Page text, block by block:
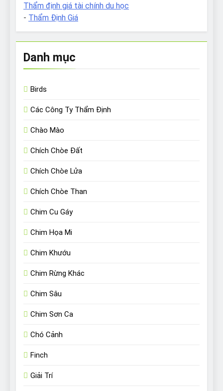
Thẩm định giá tài chính du học
- Thẩm Định Giá
Danh mục
Birds
Các Công Ty Thẩm Định
Chào Mào
Chích Chòe Đất
Chích Chòe Lửa
Chích Chòe Than
Chim Cu Gáy
Chim Họa Mi
Chim Khướu
Chim Rừng Khác
Chim Sâu
Chim Sơn Ca
Chó Cảnh
Finch
Giải Trí